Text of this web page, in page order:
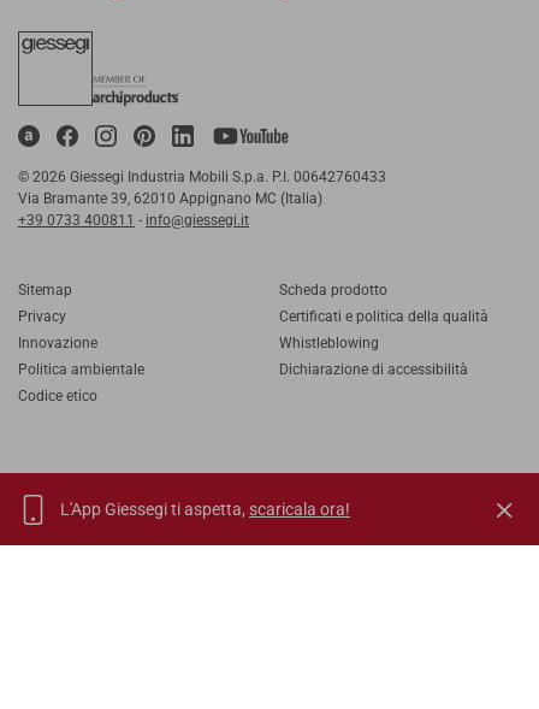
© 2026 Giessegi Industria Mobili S.p.a. P.I. 00642760433
Via Bramante 39, 62010 Appignano MC (Italia)
+39 0733 400811 - info@giessegi.it
Sitemap
Privacy
Innovazione
Politica ambientale
Codice etico
Scheda prodotto
Certificati e politica della qualità
Whistleblowing
Dichiarazione di accessibilità
IT EN FR RU
L'App Giessegi ti aspetta, scaricala ora!